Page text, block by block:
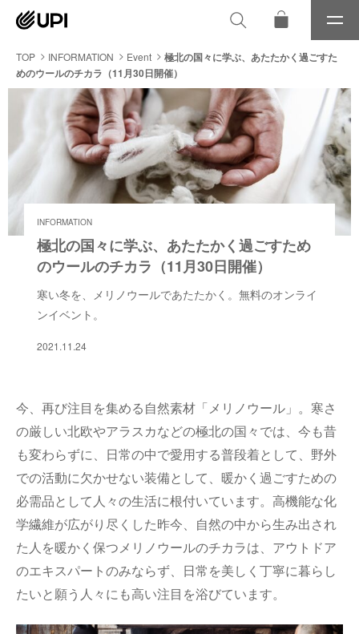
メ
ニ
ュ
TOP INFORMATION Event
極北の国々に学ぶ、あたたかく過ごすた
めのウールのチカラ（11月30日開催）
INFORMATION
極北の国々に学ぶ、あたたかく過ごすため
のウールのチカラ（11月30日開催）
寒い冬を、メリノウールであたたかく。無料のオンライ
ンイベント。
2021.11.24
今、再び注目を集める自然素材「メリノウール」。寒さ
の厳しい北欧やアラスカなどの極北の国々では、今も昔
も変わらずに、日常の中で愛用する普段着として、野外
での活動に欠かせない装備として、暖かく過ごすための
必需品として人々の生活に根付いています。高機能な化
学繊維が広がり尽くした昨今、自然の中から生み出され
た人を暖かく保つメリノウールのチカラは、アウトドア
のエキスパートのみならず、日常を美しく丁寧に暮らし
たいと願う人々にも高い注目を浴びています。